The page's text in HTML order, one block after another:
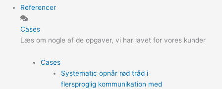
Referencer
Cases
Læs om nogle af de opgaver, vi har lavet for vores kunder
Cases
Systematic opnår rød tråd i
flersproglig kommunikation med